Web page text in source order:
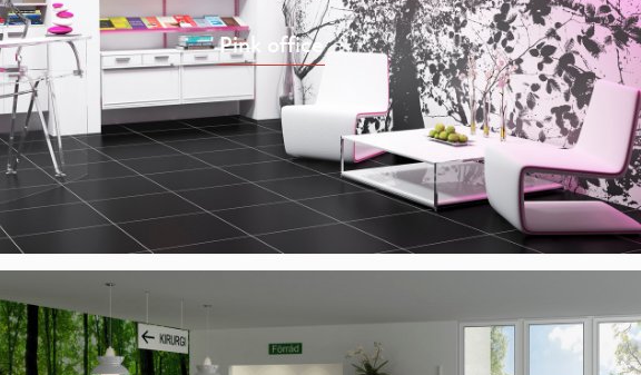
Pink office